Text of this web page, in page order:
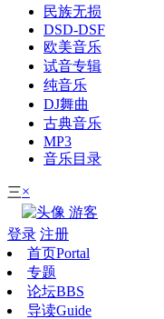
民族无损
DSD-DSF
欧美音乐
试音专辑
纯音乐
DJ舞曲
古典音乐
MP3
音乐目录
三×
游客
登录 注册
首页Portal
专题
论坛BBS
导读Guide